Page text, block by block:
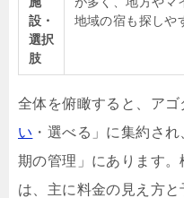
設・
選択
肢
地域の宿も探しや
全体を俯瞰すると、アゴ
い ・選べる」に集約さ
期の管理」にあります
は、主に料金の見え方